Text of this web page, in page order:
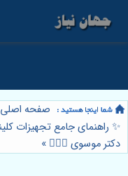
صفحه اصلی
دکتر موسوی 👩🏻‍⚕️ »